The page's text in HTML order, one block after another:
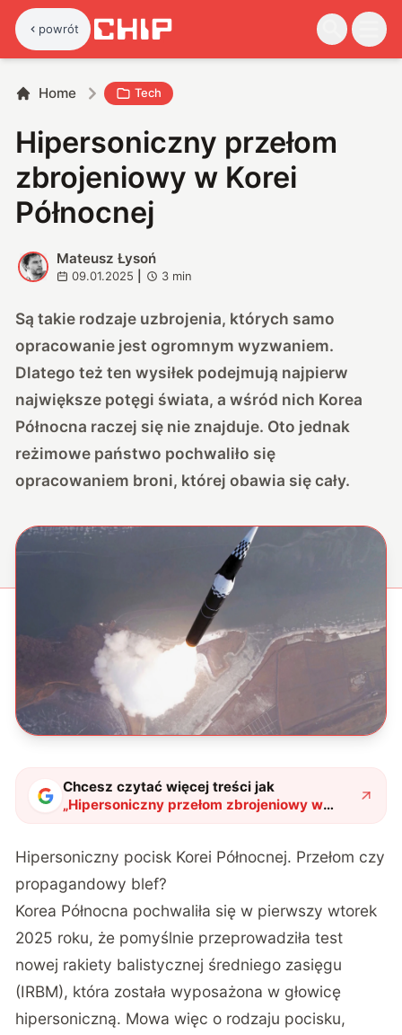
powrót
Home Tech
Hipersoniczny przełom
zbrojeniowy w Korei
Północnej
M
Mateusz Łysoń
09.01.2025 3 min
Są takie rodzaje uzbrojenia, których samo
opracowanie jest ogromnym wyzwaniem.
Dlatego też ten wysiłek podejmują najpierw
największe potęgi świata, a wśród nich Korea
Północna raczej się nie znajduje. Oto jednak
reżimowe państwo pochwaliło się
opracowaniem broni, której obawia się cały.
Chcesz czytać więcej treści jak
„Hipersoniczny przełom zbrojeniowy w
Korei Północnej"?
Hipersoniczny pocisk Korei Północnej. Przełom czy
propagandowy blef?
Korea Północna pochwaliła się w pierwszy wtorek
2025 roku, że pomyślnie przeprowadziła test
nowej rakiety balistycznej średniego zasięgu
(IRBM), która została wyposażona w głowicę
hipersoniczną. Mowa więc o rodzaju pocisku,